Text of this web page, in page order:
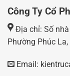
Công Ty Cổ
Địa chỉ: Số
Phường Phúc
Email: